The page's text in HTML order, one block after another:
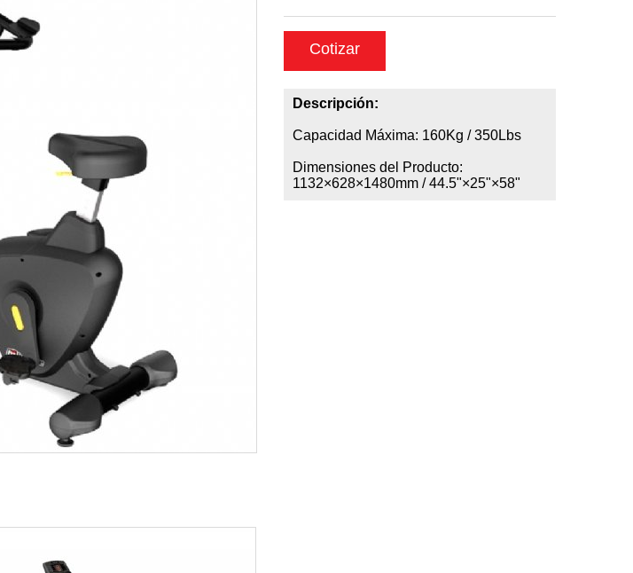
Cotizar
Descripción:
Capacidad Máxima: 160Kg / 350Lbs
Dimensiones del Producto:
1132×628×1480mm / 44.5"×25"×58"